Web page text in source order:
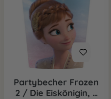
Partybecher Frozen
2 / Die Eiskönigin, 8